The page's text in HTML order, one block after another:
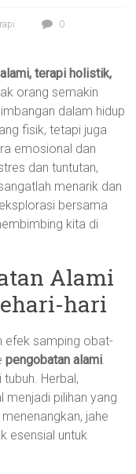
0
terapi holistik,
orang semakin
dalam hidup
fisik, tetapi juga
emosional dan
dan tuntutan,
menarik dan
bersama
kita di
Alami
hari
efek samping obat-
pengobatan alami.
Herbal,
menjadi pilihan yang
jahe
esensial untuk